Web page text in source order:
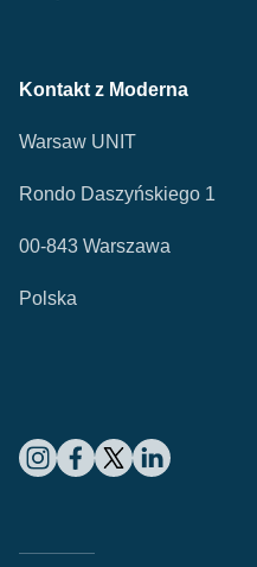
Kontakt z Moderna
Warsaw UNIT
Rondo Daszyńskiego 1
00-843 Warszawa
Polska